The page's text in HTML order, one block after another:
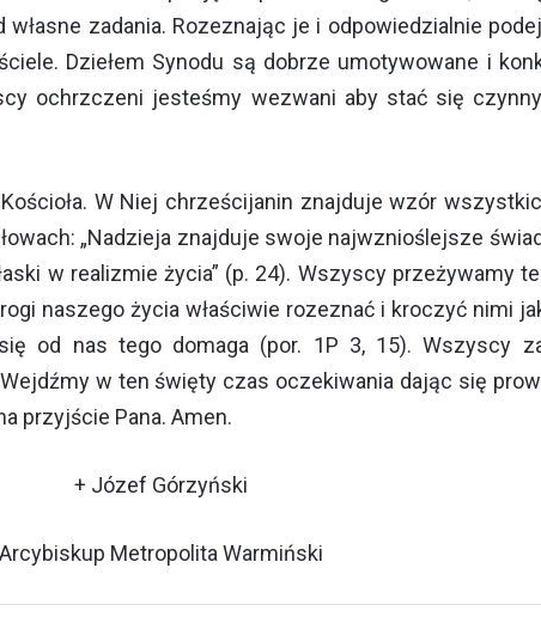
zadania. Rozeznając je i odpowiedzialnie
Dziełem Synodu są dobrze umotywowane i
ochrzczeni jesteśmy wezwani aby stać się
W Niej chrześcijanin znajduje wzór
„Nadzieja znajduje swoje najwznioślejsze
w realizmie życia” (p. 24). Wszyscy przeżywamy
naszego życia właściwie rozeznać i kroczyć nimi
od nas tego domaga (por. 1P 3, 15). Wszyscy
w ten święty czas oczekiwania dając się
przyjście Pana. Amen.
+ Józef Górzyński
Arcybiskup Metropolita Warmiński